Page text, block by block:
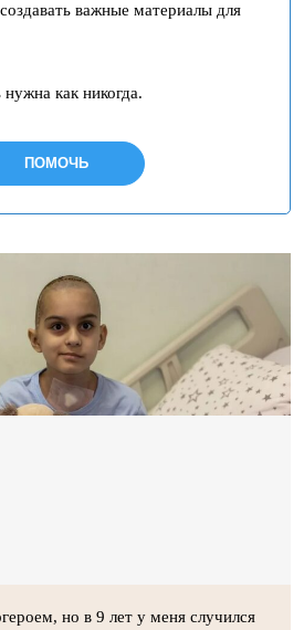
важные материалы для
как никогда.
ПОМОЧЬ
но в 9 лет у меня случился